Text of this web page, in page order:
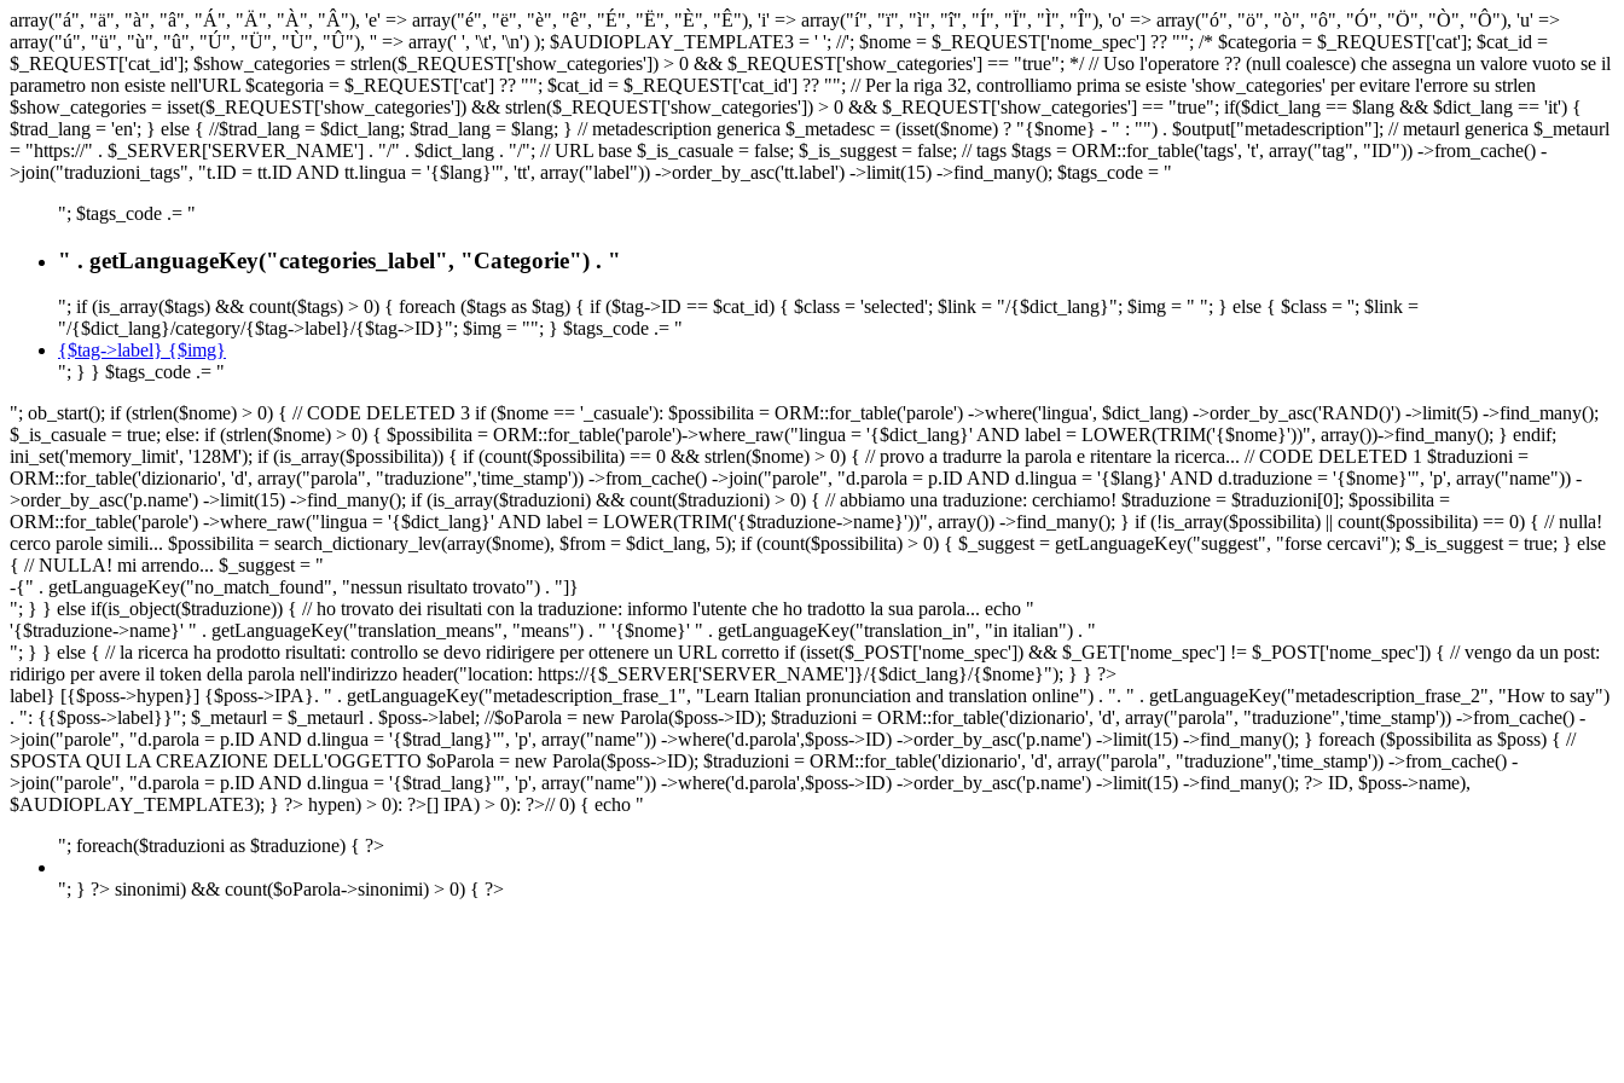
array("á", "ä", "à", "â", "Á", "Ä", "À", "Â"), 'e' => array("é", "ë", "è", "ê", "É", "Ë", "È", "Ê"), 'i' => array("í", "ï", "ì", "î", "Í", "Ï", "Ì", "Î"), 'o' => array("ó", "ö", "ò", "ô", "Ó", "Ö", "Ò", "Ô"), 'u' =>
array("ú", "ü", "ù", "û", "Ú", "Ü", "Ù", "Û"), '' => array(' ', '\t', '\n') ); $AUDIOPLAY_TEMPLATE3 = ' '; //'; $nome = $_REQUEST['nome_spec'] ?? ""; /* $categoria = $_REQUEST['cat']; $cat_id =
$_REQUEST['cat_id']; $show_categories = strlen($_REQUEST['show_categories']) > 0 && $_REQUEST['show_categories'] == "true"; */ // Uso l'operatore ?? (null coalesce) che assegna un valore vuoto se il
parametro non esiste nell'URL $categoria = $_REQUEST['cat'] ?? ""; $cat_id = $_REQUEST['cat_id'] ?? ""; // Per la riga 32, controlliamo prima se esiste 'show_categories' per evitare l'errore su strlen
$show_categories = isset($_REQUEST['show_categories']) && strlen($_REQUEST['show_categories']) > 0 && $_REQUEST['show_categories'] == "true"; if($dict_lang == $lang && $dict_lang == 'it') {
$trad_lang = 'en'; } else { //$trad_lang = $dict_lang; $trad_lang = $lang; } // metadescription generica $_metadesc = (isset($nome) ? "{$nome} - " : "") . $output["metadescription"]; // metaurl generica $_metaurl
= "https://" . $_SERVER['SERVER_NAME'] . "/" . $dict_lang . "/"; // URL base $_is_casuale = false; $_is_suggest = false; // tags $tags = ORM::for_table('tags', 't', array("tag", "ID")) ->from_cache() -
>join("traduzioni_tags", "t.ID = tt.ID AND tt.lingua = '{$lang}'", 'tt', array("label")) ->order_by_asc('tt.label') ->limit(15) ->find_many(); $tags_code = "
"; $tags_code .= "
" . getLanguageKey("categories_label", "Categorie") . "
"; if (is_array($tags) && count($tags) > 0) { foreach ($tags as $tag) { if ($tag->ID == $cat_id) { $class = 'selected'; $link = "/{$dict_lang}"; $img = " "; } else { $class = ''; $link =
"/{$dict_lang}/category/{$tag->label}/{$tag->ID}"; $img = ""; } $tags_code .= "
{$tag->label} {$img}
"; } } $tags_code .= "
"; ob_start(); if (strlen($nome) > 0) { // CODE DELETED 3 if ($nome == '_casuale'): $possibilita = ORM::for_table('parole') ->where('lingua', $dict_lang) ->order_by_asc('RAND()') ->limit(5) ->find_many();
$_is_casuale = true; else: if (strlen($nome) > 0) { $possibilita = ORM::for_table('parole')->where_raw("lingua = '{$dict_lang}' AND label = LOWER(TRIM('{$nome}'))", array())->find_many(); } endif;
ini_set('memory_limit', '128M'); if (is_array($possibilita)) { if (count($possibilita) == 0 && strlen($nome) > 0) { // provo a tradurre la parola e ritentare la ricerca... // CODE DELETED 1 $traduzioni =
ORM::for_table('dizionario', 'd', array("parola", "traduzione",'time_stamp')) ->from_cache() ->join("parole", "d.parola = p.ID AND d.lingua = '{$lang}' AND d.traduzione = '{$nome}'", 'p', array("name")) -
>order_by_asc('p.name') ->limit(15) ->find_many(); if (is_array($traduzioni) && count($traduzioni) > 0) { // abbiamo una traduzione: cerchiamo! $traduzione = $traduzioni[0]; $possibilita =
ORM::for_table('parole') ->where_raw("lingua = '{$dict_lang}' AND label = LOWER(TRIM('{$traduzione->name}'))", array()) ->find_many(); } if (!is_array($possibilita) || count($possibilita) == 0) { // nulla!
cerco parole simili... $possibilita = search_dictionary_lev(array($nome), $from = $dict_lang, 5); if (count($possibilita) > 0) { $_suggest = getLanguageKey("suggest", "forse cercavi"); $_is_suggest = true; } else
{ // NULLA! mi arrendo... $_suggest = "
-{" . getLanguageKey("no_match_found", "nessun risultato trovato") . "]}
"; } } else if(is_object($traduzione)) { // ho trovato dei risultati con la traduzione: informo l'utente che ho tradotto la sua parola... echo "
'{$traduzione->name}' " . getLanguageKey("translation_means", "means") . " '{$nome}' " . getLanguageKey("translation_in", "in italian") . "
"; } } else { // la ricerca ha prodotto risultati: controllo se devo ridirigere per ottenere un URL corretto if (isset($_POST['nome_spec']) && $_GET['nome_spec'] != $_POST['nome_spec']) { // vengo da un post:
ridirigo per avere il token della parola nell'indirizzo header("location: https://{$_SERVER['SERVER_NAME']}/{$dict_lang}/{$nome}"); } } ?>
label} [{$poss->hypen}] {$poss->IPA}. " . getLanguageKey("metadescription_frase_1", "Learn Italian pronunciation and translation online") . ". " . getLanguageKey("metadescription_frase_2", "How to say")
. ": {{$poss->label}}"; $_metaurl = $_metaurl . $poss->label; //$oParola = new Parola($poss->ID); $traduzioni = ORM::for_table('dizionario', 'd', array("parola", "traduzione",'time_stamp')) ->from_cache() -
>join("parole", "d.parola = p.ID AND d.lingua = '{$trad_lang}'", 'p', array("name")) ->where('d.parola',$poss->ID) ->order_by_asc('p.name') ->limit(15) ->find_many(); } foreach ($possibilita as $poss) { //
SPOSTA QUI LA CREAZIONE DELL'OGGETTO $oParola = new Parola($poss->ID); $traduzioni = ORM::for_table('dizionario', 'd', array("parola", "traduzione",'time_stamp')) ->from_cache() -
>join("parole", "d.parola = p.ID AND d.lingua = '{$trad_lang}'", 'p', array("name")) ->where('d.parola',$poss->ID) ->order_by_asc('p.name') ->limit(15) ->find_many(); ?> ID, $poss->name),
$AUDIOPLAY_TEMPLATE3); } ?> hypen) > 0): ?>[] IPA) > 0): ?>// 0) { echo "
"; foreach($traduzioni as $traduzione) { ?>
"; } ?> sinonimi) && count($oParola->sinonimi) > 0) { ?>